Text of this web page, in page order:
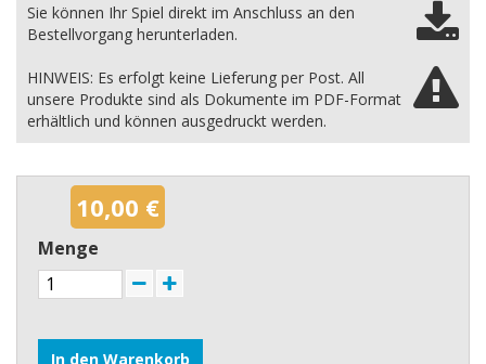
Sie können Ihr Spiel direkt im Anschluss an den
Bestellvorgang herunterladen.
HINWEIS: Es erfolgt keine Lieferung per Post. All
unsere Produkte sind als Dokumente im PDF-Format
erhältlich und können ausgedruckt werden.
10,00 €
Menge
In den Warenkorb